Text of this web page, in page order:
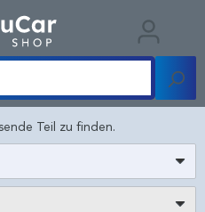
Teil zu finden.